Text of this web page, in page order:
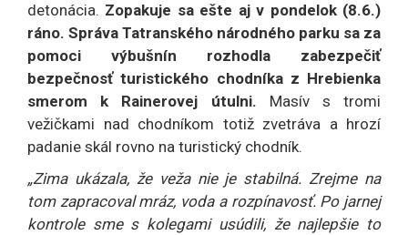
detonácia. Zopakuje sa ešte aj v pondelok (8.6.)
ráno. Správa Tatranského národného parku sa za
pomoci výbušnín rozhodla zabezpečiť
bezpečnosť turistického chodníka z Hrebienka
smerom k Rainerovej útulni. Masív s tromi
vežičkami nad chodníkom totiž zvetráva a hrozí
padanie skál rovno na turistický chodník.
„Zima ukázala, že veža nie je stabilná. Zrejme na
tom zapracoval mráz, voda a rozpínavosť. Po jarnej
kontrole sme s kolegami usúdili, že najlepšie to